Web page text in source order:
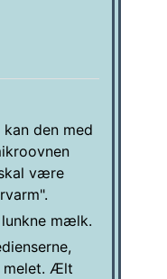
den med
være
mælk.
melet. Ælt